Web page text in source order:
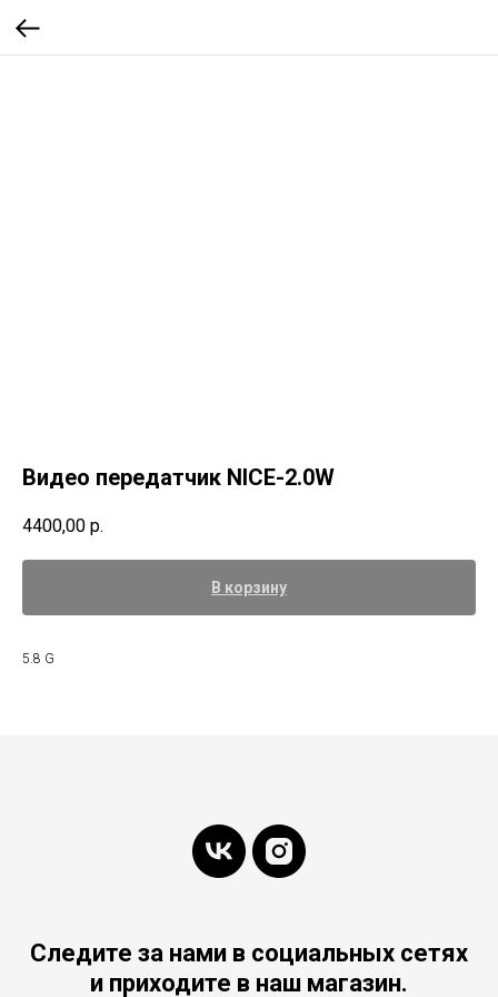
Видео передатчик NICE-2.0W
4400,00 р.
В корзину
5.8 G
Следите за нами в социальных сетях
и приходите в наш магазин.